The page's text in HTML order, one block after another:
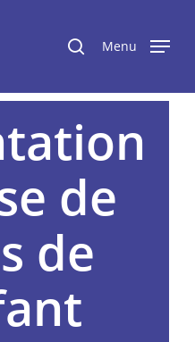
rechercher
Menu
de
de